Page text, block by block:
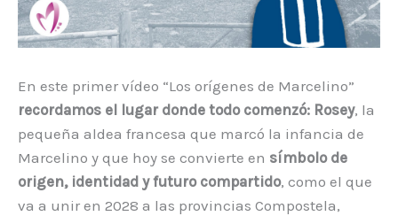
En este primer vídeo “Los orígenes de Marcelino”
recordamos el lugar donde todo comenzó: Rosey, la
pequeña aldea francesa que marcó la infancia de
Marcelino y que hoy se convierte en símbolo de
origen, identidad y futuro compartido, como el que
va a unir en 2028 a las provincias Compostela,